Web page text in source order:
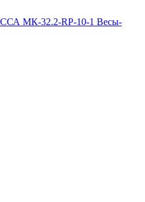
МК-32.2-RP-10-1 Весы-